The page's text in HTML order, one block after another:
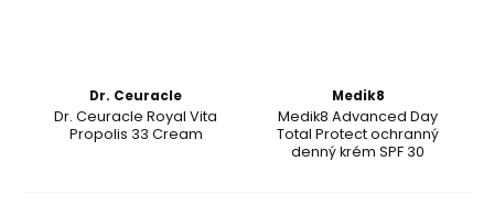
Dr. Ceuracle
Dr. Ceuracle Royal Vita
Propolis 33 Cream
Medik8
Medik8 Advanced Day
Total Protect ochranný
denný krém SPF 30